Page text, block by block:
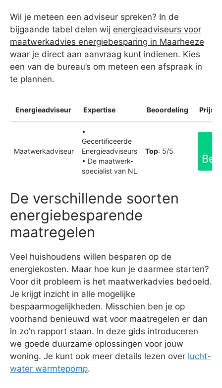
Wil je meteen een adviseur spreken? In de
bijgaande tabel delen wij energieadviseurs voor
maatwerkadvies energiebesparing in Maarheeze
waar je direct aan aanvraag kunt indienen. Kies
een van de bureau’s om meteen een afspraak in
te plannen.
Energieadviseur Expertise Beoordeling
Maatwerkadviseur
•
Gecertificeerde
Energieadviseurs
• De maatwerk-
specialist van NL
Top: 5/5
De verschillende soorten
energiebesparende
maatregelen
Veel huishoudens willen besparen op de
energiekosten. Maar hoe kun je daarmee starten?
Voor dit probleem is het maatwerkadvies bedoeld.
Je krijgt inzicht in alle mogelijke
bespaarmogelijkheden. Misschien ben je op
voorhand benieuwd wat voor maatregelen er dan
in zo’n rapport staan. In deze gids introduceren
we goede duurzame oplossingen voor jouw
woning. Je kunt ook meer details lezen over lucht-
water warmtepomp.